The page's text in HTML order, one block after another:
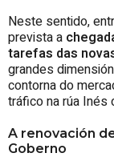
Neste sentido,
prevista a
tarefas das
grandes
contorna do
tráfico na rúa Inés
A renovación
Goberno